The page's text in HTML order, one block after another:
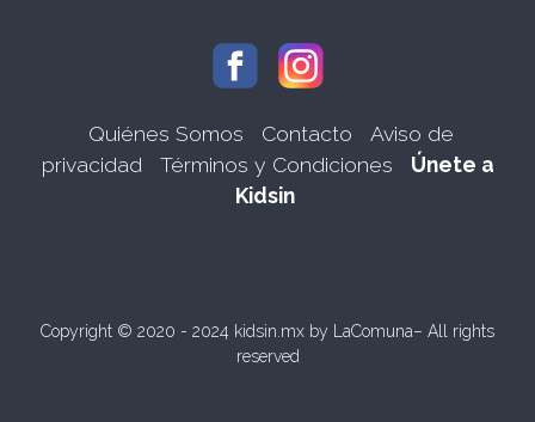
Quiénes Somos Contacto
Aviso de
privacidad
Términos y Condiciones
Únete a
Kidsin
Copyright © 2020 - 2024 kidsin.mx by LaComuna– All rights
reserved